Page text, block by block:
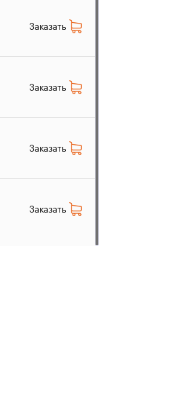
Заказать
Заказать
Заказать
Заказать